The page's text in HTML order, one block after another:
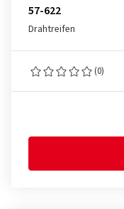
57-622
Drahtreifen
(0)